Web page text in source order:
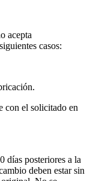
acepta
casos:
con el solicitado en
días posteriores a la
deben estar sin